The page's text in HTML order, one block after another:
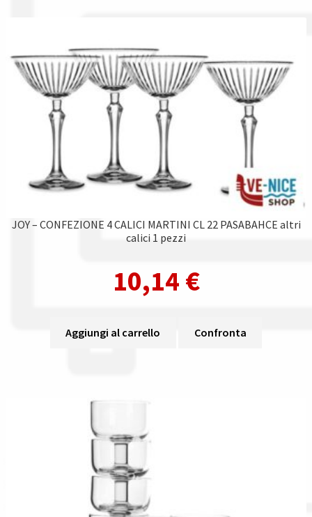
JOY – CONFEZIONE 4 CALICI MARTINI CL 22 PASABAHCE altri
calici 1 pezzi
10,14 €
Aggiungi al carrello Confronta